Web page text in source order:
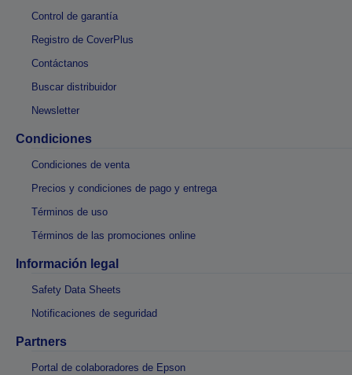
Control de garantía
Registro de CoverPlus
Contáctanos
Buscar distribuidor
Newsletter
Condiciones
Condiciones de venta
Precios y condiciones de pago y entrega
Términos de uso
Términos de las promociones online
Información legal
Safety Data Sheets
Notificaciones de seguridad
Partners
Portal de colaboradores de Epson